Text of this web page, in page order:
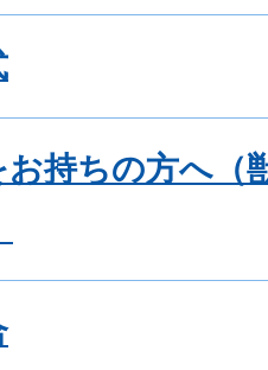
持ちの方へ（